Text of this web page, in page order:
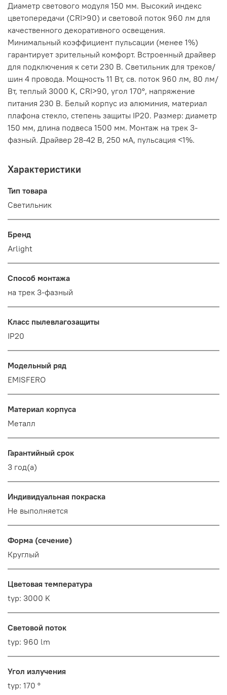
Диаметр светового модуля 150 мм. Высокий индекс
цветопередачи (CRI>90) и световой поток 960 лм для
качественного декоративного освещения.
Минимальный коэффициент пульсации (менее 1%)
гарантирует зрительный комфорт. Встроенный драйвер
для подключения к сети 230 В. Светильник для треков/
шин 4 провода. Мощность 11 Вт, св. поток 960 лм, 80 лм/
Вт, теплый 3000 K, CRI>90, угол 170°, напряжение
питания 230 В. Белый корпус из алюминия, материал
плафона стекло, степень защиты IP20. Размер: диаметр
150 мм, длина подвеса 1500 мм. Монтаж на трек 3-
фазный. Драйвер 28-42 В, 250 мА, пульсация <1%.
Характеристики
Тип товара
Светильник
Бренд
Arlight
Способ монтажа
на трек 3-фазный
Класс пылевлагозащиты
IP20
Модельный ряд
EMISFERO
Материал корпуса
Металл
Гарантийный срок
3 год(а)
Индивидуальная покраска
Не выполняется
Форма (сечение)
Круглый
Цветовая температура
typ: 3000 K
Световой поток
typ: 960 lm
Угол излучения
typ: 170 °